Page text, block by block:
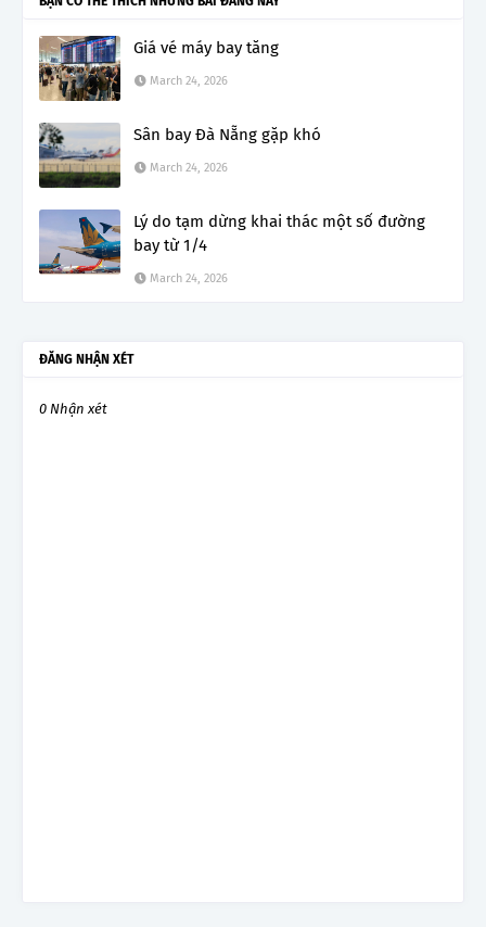
Giá vé máy bay tăng
March 24, 2026
Sân bay Đà Nẵng gặp khó
March 24, 2026
Lý do tạm dừng khai thác một số đường
bay từ 1/4
March 24, 2026
ĐĂNG NHẬN XÉT
0 Nhận xét